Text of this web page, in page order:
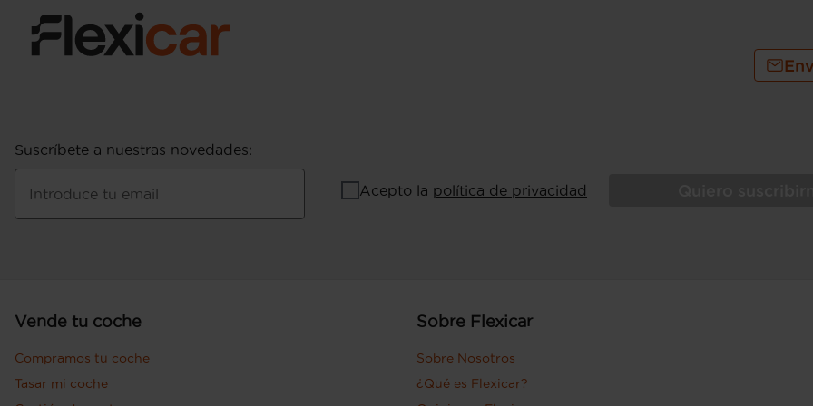
Suscríbete a nuestras novedades:
Introduce tu email Acepto la política de privacidad
Vende tu coche
Compramos tu coche
Tasar mi coche
Sobre Flexicar
Sobre Nosotros
¿Qué es Flexicar?